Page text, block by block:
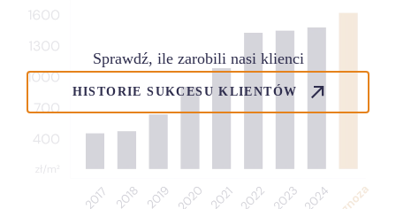
Sprawdź, ile zarobili nasi klienci
HISTORIE SUKCESU KLIENTÓW